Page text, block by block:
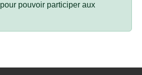
pour pouvoir participer aux